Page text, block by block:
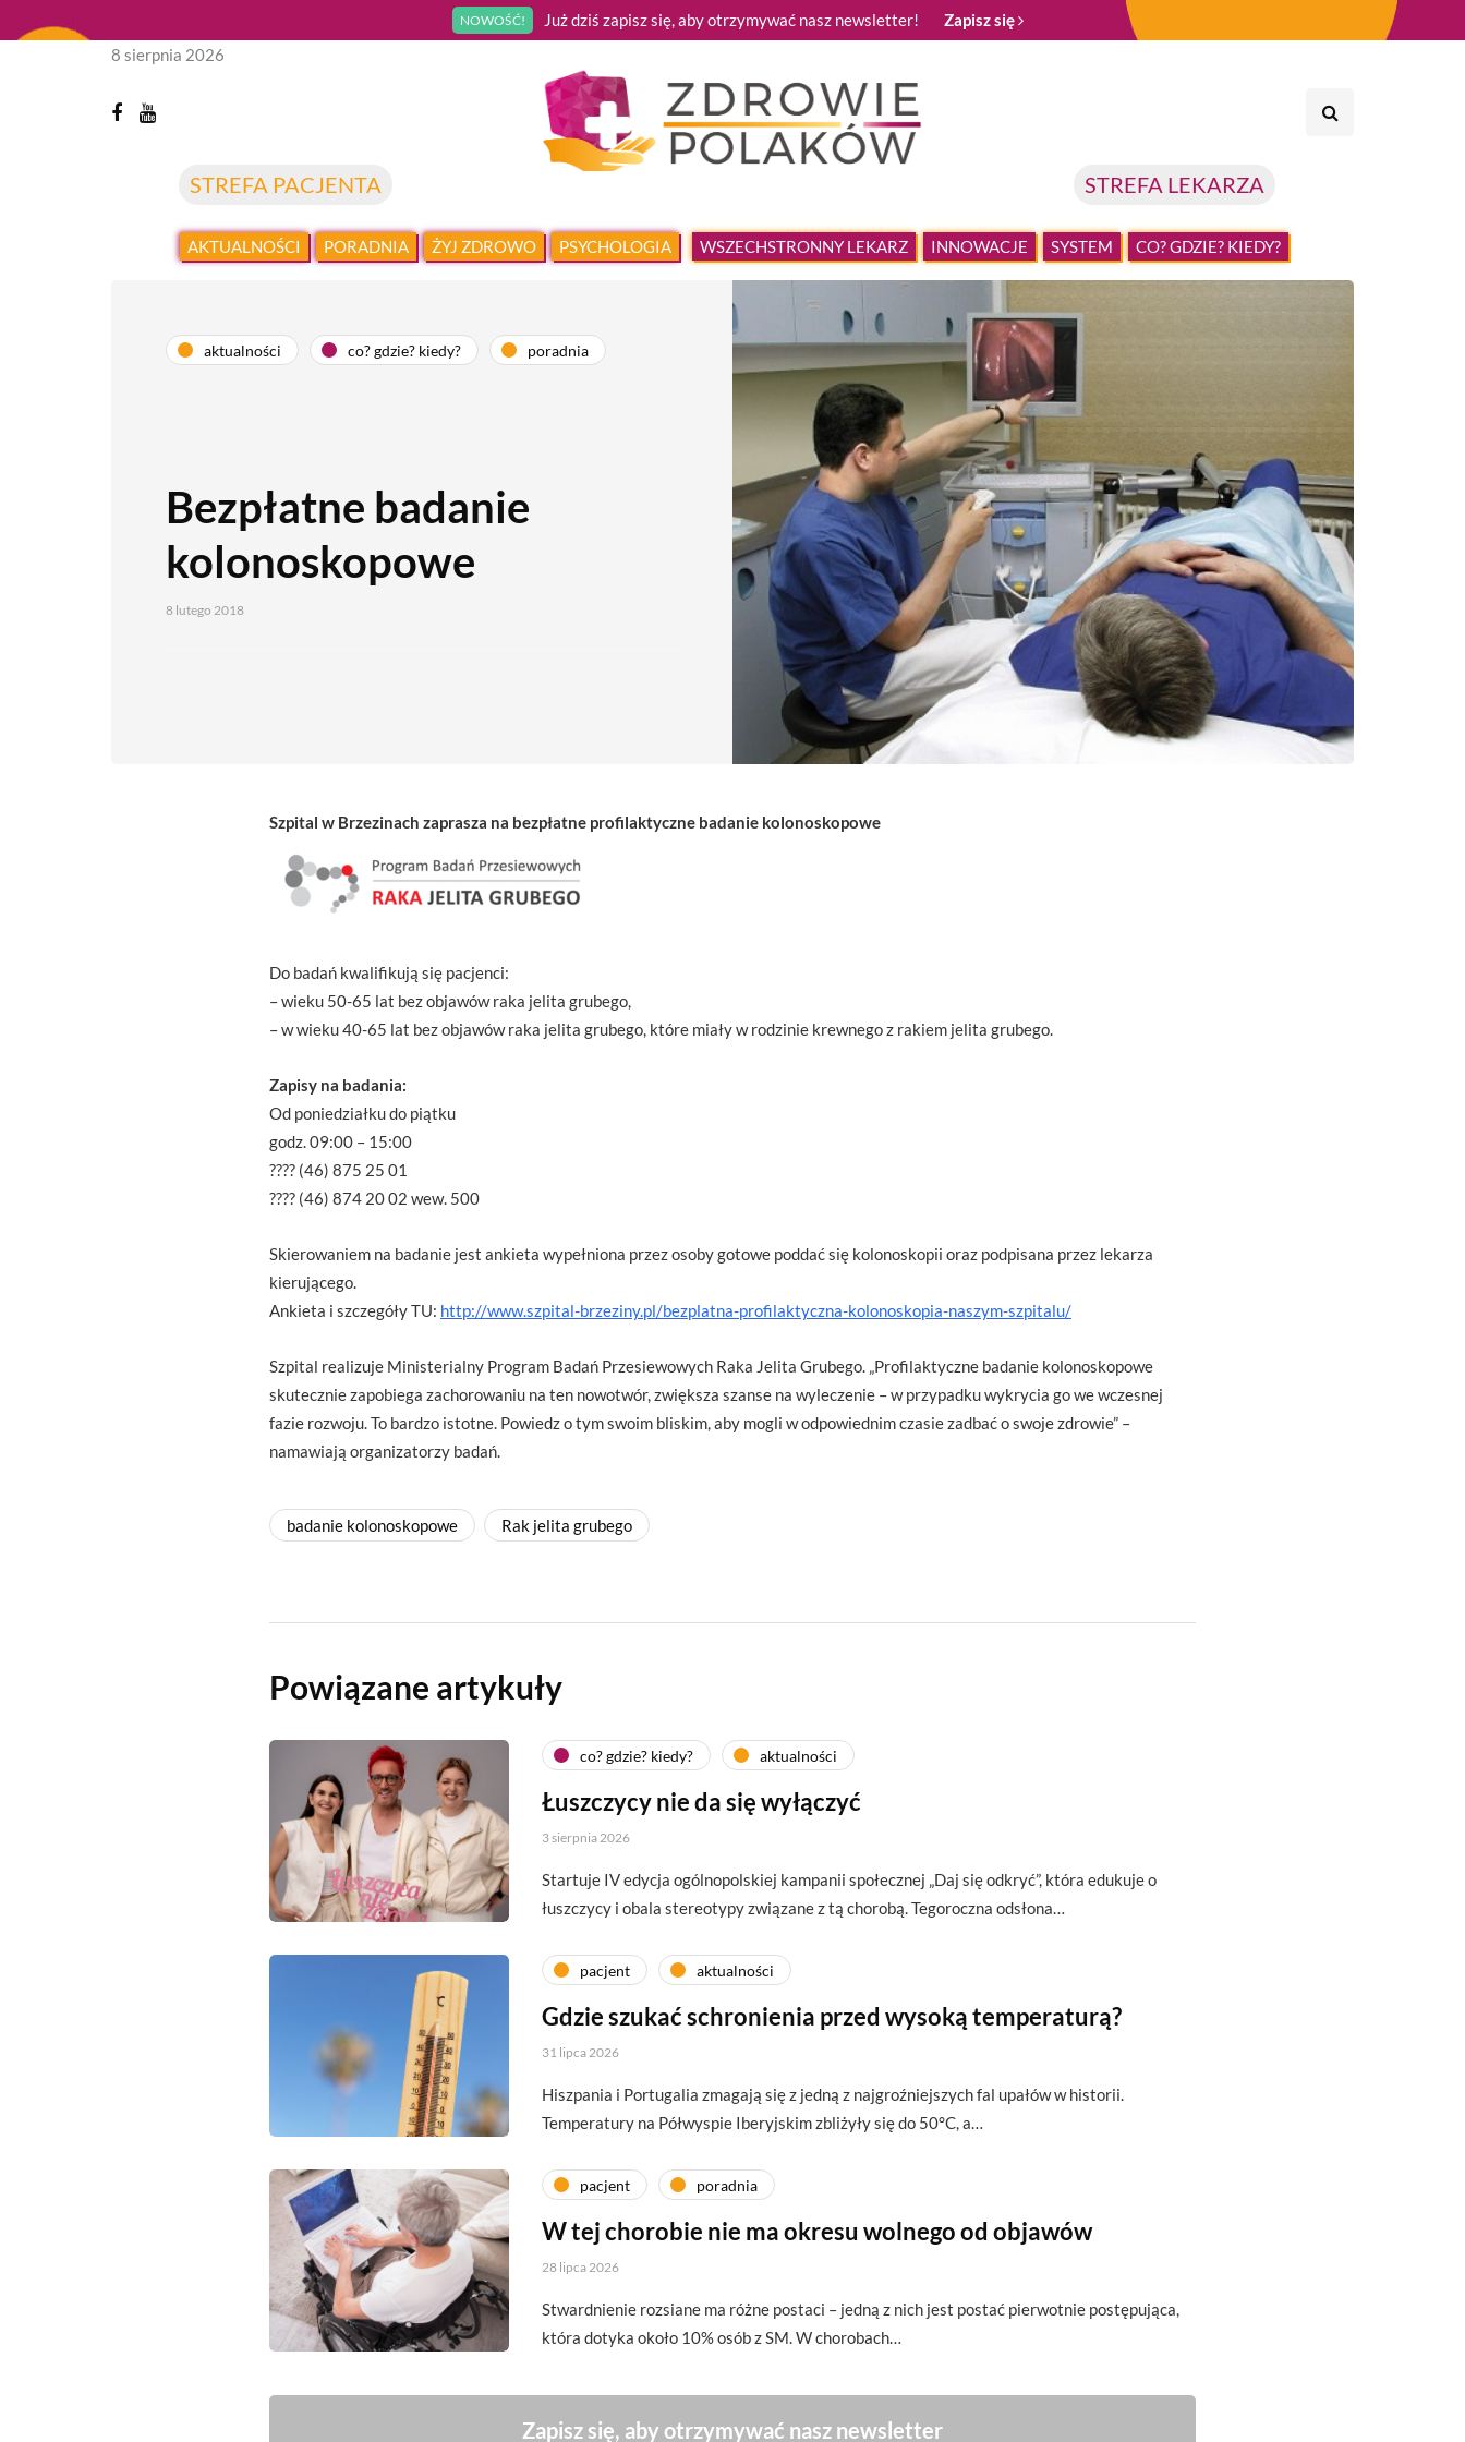
NOWOŚĆ! Już dziś zapisz się, aby otrzymywać nasz newsletter! Zapisz się
STREFA PACJENTA STREFA LEKARZA
8 sierpnia 2026
AKTUALNOŚCI PORADNIA ŻYJ ZDROWO PSYCHOLOGIA WSZECHSTRONNY LEKARZ INNOWACJE SYSTEM CO? GDZIE? KIEDY?
aktualności co? gdzie? kiedy? poradnia
Bezpłatne badanie
kolonoskopowe
8 lutego 2018
Szpital w Brzezinach zaprasza na bezpłatne profilaktyczne badanie kolonoskopowe
Do badań kwalifikują się pacjenci:
– wieku 50-65 lat bez objawów raka jelita grubego,
– w wieku 40-65 lat bez objawów raka jelita grubego, które miały w rodzinie krewnego z rakiem jelita grubego.
Zapisy na badania:
Od poniedziałku do piątku
godz. 09:00 – 15:00
???? (46) 875 25 01
???? (46) 874 20 02 wew. 500
Skierowaniem na badanie jest ankieta wypełniona przez osoby gotowe poddać się kolonoskopii oraz podpisana przez lekarza
kierującego.
Ankieta i szczegóły TU: http://www.szpital-brzeziny.pl/bezplatna-profilaktyczna-kolonoskopia-naszym-szpitalu/
Szpital realizuje Ministerialny Program Badań Przesiewowych Raka Jelita Grubego. „Profilaktyczne badanie kolonoskopowe
skutecznie zapobiega zachorowaniu na ten nowotwór, zwiększa szanse na wyleczenie – w przypadku wykrycia go we wczesnej
fazie rozwoju. To bardzo istotne. Powiedz o tym swoim bliskim, aby mogli w odpowiednim czasie zadbać o swoje zdrowie” –
namawiają organizatorzy badań.
badanie kolonoskopowe Rak jelita grubego
Powiązane artykuły
co? gdzie? kiedy? aktualności
Łuszczycy nie da się wyłączyć
3 sierpnia 2026
Startuje IV edycja ogólnopolskiej kampanii społecznej „Daj się odkryć”, która edukuje o
łuszczycy i obala stereotypy związane z tą chorobą. Tegoroczna odsłona…
pacjent aktualności
Gdzie szukać schronienia przed wysoką temperaturą?
31 lipca 2026
Hiszpania i Portugalia zmagają się z jedną z najgroźniejszych fal upałów w historii.
Temperatury na Półwyspie Iberyjskim zbliżyły się do 50°C, a…
pacjent poradnia
W tej chorobie nie ma okresu wolnego od objawów
28 lipca 2026
Stwardnienie rozsiane ma różne postaci – jedną z nich jest postać pierwotnie postępująca,
która dotyka około 10% osób z SM. W chorobach…
Zapisz się, aby otrzymywać nasz newsletter